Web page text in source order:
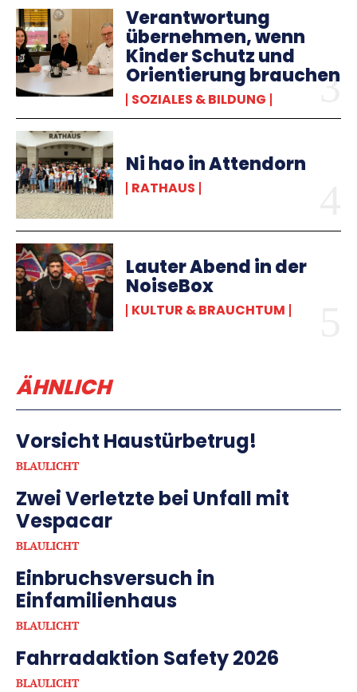
Verantwortung
übernehmen, wenn
Kinder Schutz und
Orientierung brauchen
SOZIALES & BILDUNG
Ni hao in Attendorn
RATHAUS
Lauter Abend in der
NoiseBox
KULTUR & BRAUCHTUM
ÄHNLICH
Vorsicht Haustürbetrug!
BLAULICHT
Zwei Verletzte bei Unfall mit
Vespacar
BLAULICHT
Einbruchsversuch in
Einfamilienhaus
BLAULICHT
Fahrradaktion Safety 2026
BLAULICHT